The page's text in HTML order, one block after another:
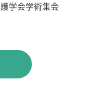
学会学術集会